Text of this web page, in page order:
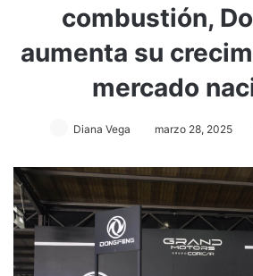
combustión,
aumenta su
mercado
Diana Vega marzo 28, 2025